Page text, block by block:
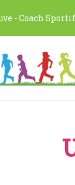
- Coach